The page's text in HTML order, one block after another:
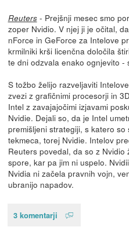
Reuters- Prejšnji mesec smo
zoper Nvidio. V njej ji je očital,
nForce in GeForce za Intelove
krmilniki krši licenčna določila
te dni odzvala enako ognjevito -
S tožbo želijo razveljaviti
zvezi z grafičnimi procesorji in
Intel z zavajajočimi izjavami
Nvidie. Dejali so, da je Intel
premišljeni strategiji, s katero
tekmeca, torej Nvidie. Intelov
Reuters povedal, da so z
spore, kar pa jim ni uspelo.
Nvidia ni začela pravnih vojn,
ubranijo napadov.
3 komentarji